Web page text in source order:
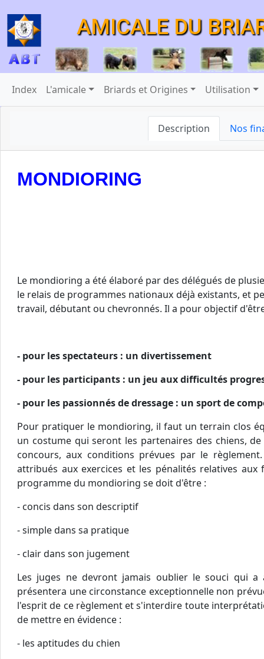
AMICALE DU
Index L'amicale Briards et Origines Utilisation
Description Nos
MONDIORING
Le mondioring a été élaboré par des délégués de
le relais de programmes nationaux déjà existants, et
travail, débutant ou chevronnés. Il a pour objectif
- pour les spectateurs : un divertissement
- pour les participants : un jeu aux difficultés
- pour les passionnés de dressage : un sport de
Pour pratiquer le mondioring, il faut un terrain clos
un costume qui seront les partenaires des chiens,
concours, aux conditions prévues par le
attribués aux exercices et les pénalités relatives
programme du mondioring se doit d'être :
- concis dans son descriptif
- simple dans sa pratique
- clair dans son jugement
Les juges ne devront jamais oublier le souci qui
présentera une circonstance exceptionnelle non
l'esprit de ce règlement et s'interdire toute
de mettre en évidence :
- les aptitudes du chien